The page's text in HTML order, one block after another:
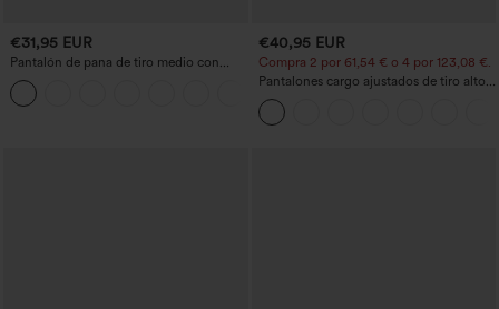
€31,95 EUR
Pantalón de pana de tiro medio con
cremallera
€40,95 EUR
Compra 2 por 61,54 € o 4 por 123,08 €.
Pantalones cargo ajustados de tiro alto
con múltiples bolsillos y cremallera con
botones